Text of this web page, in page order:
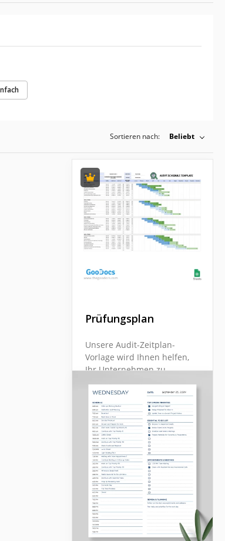
Sortieren nach: Beliebt
Prüfungsplan
Unsere Audit-Zeitplan-
Vorlage wird Ihnen helfen,
Ihr Unternehmen zu
verwalten. Sie hat eine
praktische Struktur und ein
ziemlich schönes Design.
Google Sheets